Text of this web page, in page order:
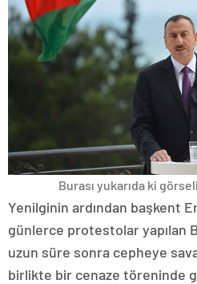
Burası yukarıda ki
Yenilginin ardından başkent
günlerce protestolar yapılan
uzun süre sonra cepheye
birlikte bir cenaze töreninde